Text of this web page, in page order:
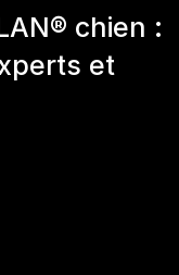
chien :
et
à 16H